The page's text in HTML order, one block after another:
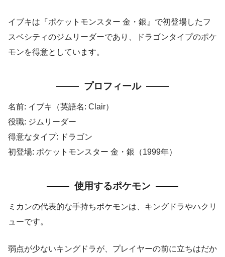
イブキは『ポケットモンスター 金・銀』で初登場したフ
スベシティのジムリーダーであり、ドラゴンタイプのポケ
モンを得意としています。
プロフィール
名前: イブキ（英語名: Clair）
役職: ジムリーダー
得意なタイプ: ドラゴン
初登場: ポケットモンスター 金・銀（1999年）
使用するポケモン
ミカンの代表的な手持ちポケモンは、キングドラやハクリ
ューです。
弱点が少ないキングドラが、プレイヤーの前に立ちはだか